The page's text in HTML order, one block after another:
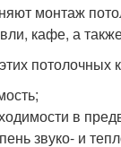
монтаж
кафе, а
потолочных
в
звуко- и